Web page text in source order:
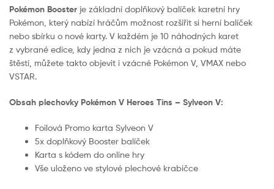
Pokémon Booster je základní doplňkový balíček karetní hry
Pokémon, který nabízí hráčům možnost rozšířit si herní balíček
nebo sbírku o nové karty. V každém je 10 náhodných karet
z vybrané edice, kdy jedna z nich je vzácná a pokud máte
štěstí, můžete takto objevit i vzácné Pokémon V, VMAX nebo
VSTAR.
Obsah plechovky Pokémon V Heroes Tins – Sylveon V:
Foilová Promo karta Sylveon V
5x doplňkový Booster balíček
Karta s kódem do online hry
Vše uloženo ve stylové plechové krabičce